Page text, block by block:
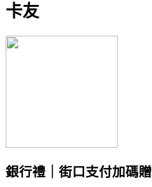
卡友
銀行禮｜街口支付加碼贈